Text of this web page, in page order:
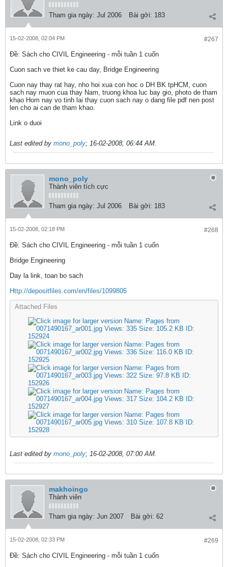
Tham gia ngày: Jul 2006 Bài gởi: 183
#267
15-02-2008, 02:04 PM
Ðề: Sách cho CIVIL Engineering - mỗi tuần 1 cuốn
Cuon sach ve thiet ke cau day, Bridge Engineering
Cuon nay thay rat hay, nho hoi xua con hoc o DH BK tpHCM, cuon
sach nay muon cua thay Nam, truong khoa luc bay gio, photo de tham
khạo Hom nay vo tinh lai thay cuon sach nay o dang file pdf nen post
len cho ai can de tham khao.
Link o duoi
Last edited by mono_poly; 16-02-2008, 06:44 AM.
mono_poly
Thành viên tích cực
Tham gia ngày: Jul 2006 Bài gởi: 183
#268
15-02-2008, 02:18 PM
Ðề: Sách cho CIVIL Engineering - mỗi tuần 1 cuốn
Bridge Engineering
Day la link, toan bo sach
Http://depositfiles.com/en/files/1099805
Attached Files
Last edited by mono_poly; 16-02-2008, 07:00 AM.
makhoingo
Thành viên
Tham gia ngày: Jun 2007 Bài gởi: 62
#269
15-02-2008, 02:33 PM
Ðề: Sách cho CIVIL Engineering - mỗi tuần 1 cuốn